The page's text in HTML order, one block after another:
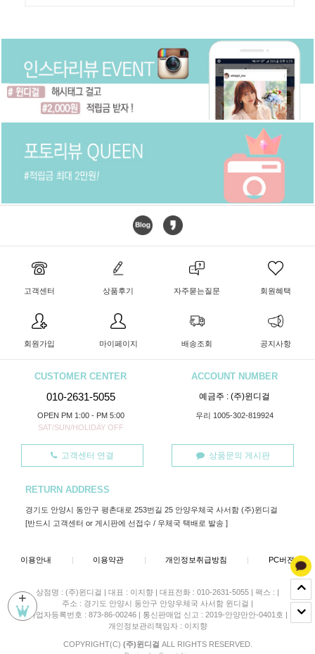
+
고객센터 상품후기 자주묻는질문 회원혜택
회원가입 마이페이지 배송조회 공지사항
CUSTOMER CENTER
010-2631-5055
OPEN PM 1:00 - PM 5:00
SAT/SUN/HOLIDAY OFF
ACCOUNT NUMBER
예금주 : (주)윈디걸
우리 1005-302-819924
고객센터 연결 상품문의 게시판
RETURN ADDRESS
경기도 안양시 동안구 평촌대로 253번길 25 안양우체국 사서함 (주)윈디걸
[반드시 고객센터 or 게시판에 선접수 / 우체국 택배로 발송 ]
이용안내 | 이용약관 | 개인정보취급방침 | PC버젼
상점명 : (주)윈디걸 | 대표 : 이지향 | 대표전화 : 010-2631-5055 | 팩스 : |
주소 : 경기도 안양시 동안구 안양우체국 사서함 윈디걸 |
사업자등록번호 : 873-86-00246 | 통신판매업 신고 : 2019-안양만안-0401호 |
개인정보관리책임자 : 이지향
COPYRIGHT(C) (주)윈디걸 ALL RIGHTS RESERVED.